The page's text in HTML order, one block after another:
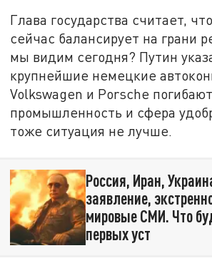
Глава государства считает,
сейчас балансирует на грани
мы видим сегодня? Путин
крупнейшие немецкие
Volkswagen и Porsche
промышленность и сфера
тоже ситуация не лучше.
Россия, Иран,
заявление,
мировые СМИ. Что
первых уст